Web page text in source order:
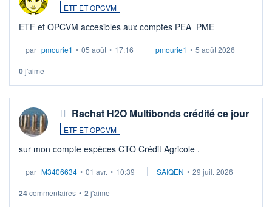
ETF ET OPCVM
ETF et OPCVM accesibles aux comptes PEA_PME
par pmourie1 • 05 août • 17:16 pmourie1 • 5 août 2026
0j'aime
Rachat H2O Multibonds crédité ce jour
ETF ET OPCVM
sur mon compte espèces CTO Crédit Agricole .
par M3406634 • 01 avr. • 10:39 SAIQEN • 29 juil. 2026
24commentaires • 2 j'aime